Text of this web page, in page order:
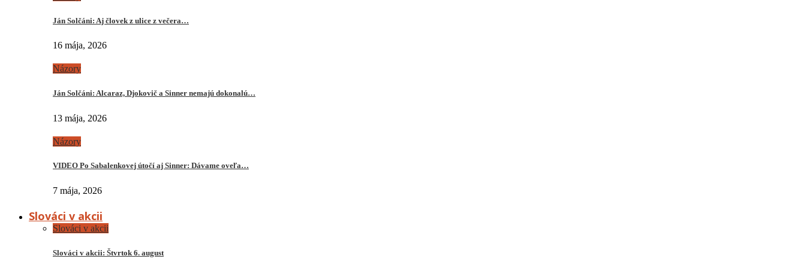
Ján Solčáni: Aj človek z ulice z večera…
16 mája, 2026
Názory
Ján Solčáni: Alcaraz, Djokovič a Sinner nemajú dokonalú…
13 mája, 2026
Názory
VIDEO Po Sabalenkovej útočí aj Sinner: Dávame oveľa…
7 mája, 2026
Slováci v akcii
Slováci v akcii
Slováci v akcii: Štvrtok 6. august